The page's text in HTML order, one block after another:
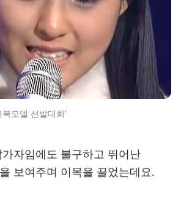
모델 선발대회'
자임에도 불구하고 뛰어난
보여주며 이목을 끌었는데요.